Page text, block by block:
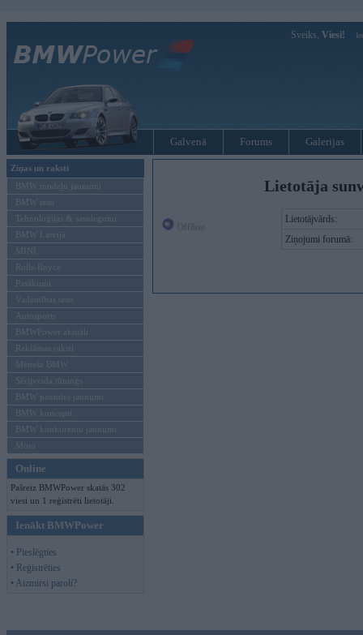
Sveiks, Viesi!
Galvenā Forums Galerijas
Ziņas un raksti
BMW modeļu jaunumi
BMW testi
Tehnoloģijas & sasniegumi
BMW Latvijā
MINI
Rolls-Royce
Pasākumi
Vadāmības tests
Autosports
BMWPower aktuāli
Reklāmas raksti
Mēneša BMW
Sērijveida tūnings
BMW pasaules jaunumi
BMW koncepti
BMW konkurentu jaunumi
Moto
Online
Pašreiz BMWPower skatās 302
viesi un 1 reģistrēti lietotāji.
Ienākt BMWPower
• Pieslēgties
• Reģistrēties
• Aizmirsi paroli?
Lietotāja
Lietotājvārds:
Ziņojumi forumā: